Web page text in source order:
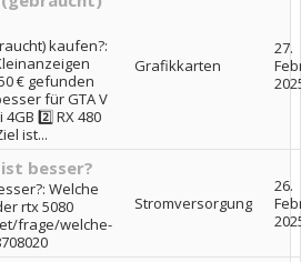
kaufen?:
€ gefunden
für GTA V
2️⃣ RX 480
ist...
Grafikkarten
27.
besser?
Welche
rtx 5080
frage/welche-
Stromversorgung
26.